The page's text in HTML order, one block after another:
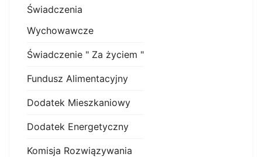
Świadczenia
Wychowawcze
Świadczenie " Za życiem "
Fundusz Alimentacyjny
Dodatek Mieszkaniowy
Dodatek Energetyczny
Komisja Rozwiązywania